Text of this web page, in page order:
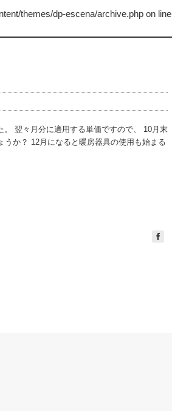
themes/dp-escena/archive.php on line
翌々月分に適用する単価ですので、 10月末
か？ 12月になると暖房器具の使用も始まる